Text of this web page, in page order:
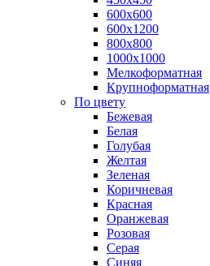
600х600
600х1200
800х800
1000х1000
Мелкоформатная
Крупноформатная
По цвету
Бежевая
Белая
Голубая
Желтая
Зеленая
Коричневая
Красная
Оранжевая
Розовая
Серая
Синяя